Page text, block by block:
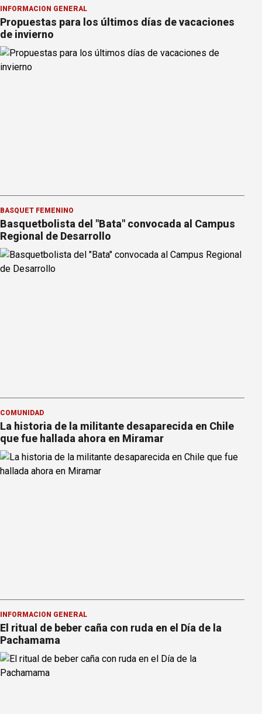
INFORMACION GENERAL
Propuestas para los últimos días de vacaciones
de invierno
BÁSQUET FEMENINO
Basquetbolista del "Bata" convocada al Campus
Regional de Desarrollo
COMUNIDAD
La historia de la militante desaparecida en Chile
que fue hallada ahora en Miramar
INFORMACION GENERAL
El ritual de beber caña con ruda en el Día de la
Pachamama